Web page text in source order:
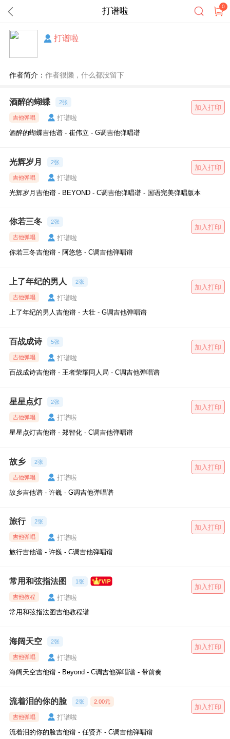
打谱啦 0
打谱啦
作者简介： 作者很懒，什么都没留下
酒醉的蝴蝶 2张
吉他弹唱
打谱啦
酒醉的蝴蝶吉他谱 - 崔伟立 - G调吉他弹唱谱
加入打印
光辉岁月 2张
吉他弹唱
打谱啦
光辉岁月吉他谱 - BEYOND - C调吉他弹唱谱 - 国语完美弹唱版本
加入打印
你若三冬 2张
吉他弹唱
打谱啦
你若三冬吉他谱 - 阿悠悠 - C调吉他弹唱谱
加入打印
上了年纪的男人 2张
吉他弹唱
打谱啦
上了年纪的男人吉他谱 - 大壮 - G调吉他弹唱谱
加入打印
百战成诗 5张
吉他弹唱
打谱啦
百战成诗吉他谱 - 王者荣耀同人局 - C调吉他弹唱谱
加入打印
星星点灯 2张
吉他弹唱
打谱啦
星星点灯吉他谱 - 郑智化 - C调吉他弹唱谱
加入打印
故乡 2张
吉他弹唱
打谱啦
故乡吉他谱 - 许巍 - G调吉他弹唱谱
加入打印
旅行 2张
吉他弹唱
打谱啦
旅行吉他谱 - 许巍 - C调吉他弹唱谱
加入打印
常用和弦指法图 1张
吉他教程
打谱啦
常用和弦指法图吉他教程谱
加入打印
海阔天空 2张
吉他弹唱
打谱啦
海阔天空吉他谱 - Beyond - C调吉他弹唱谱 - 带前奏
加入打印
流着泪的你的脸 2张 2.00元
吉他弹唱
打谱啦
流着泪的你的脸吉他谱 - 任贤齐 - C调吉他弹唱谱
加入打印